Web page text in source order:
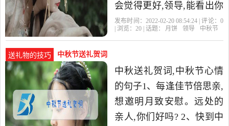
会觉得更好,领导,能看出你
的诚意,当然,你有看领导的
发布时间：2022-02-20 08:54:24 | 评论： 0
| 浏览： 20 | 话题： 月饼 领导 中秋节
送礼物的技巧 中秋节送礼贺词
中秋送礼贺词,中秋节心情
的句子1、每逢佳节倍思亲,
想邀明月致安慰。远处的
亲人,你们好吗? 2、快到中